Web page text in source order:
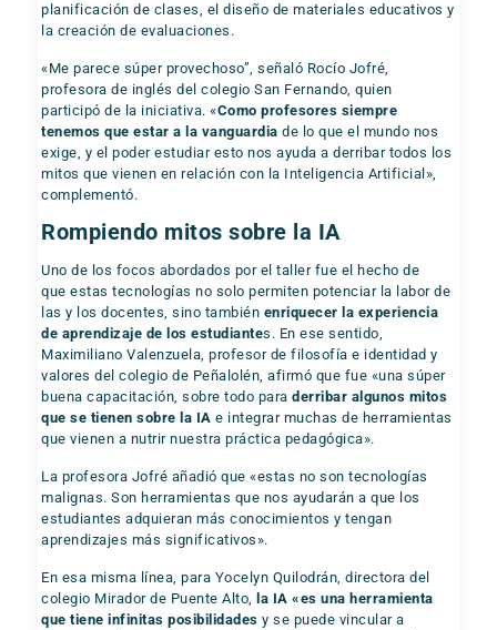
planificación de clases, el diseño de materiales educativos y
la creación de evaluaciones.
«Me parece súper provechoso”, señaló Rocío Jofré,
profesora de inglés del colegio San Fernando, quien
participó de la iniciativa. «Como profesores siempre
tenemos que estar a la vanguardia de lo que el mundo nos
exige, y el poder estudiar esto nos ayuda a derribar todos los
mitos que vienen en relación con la Inteligencia Artificial»,
complementó.
Rompiendo mitos sobre la IA
Uno de los focos abordados por el taller fue el hecho de
que estas tecnologías no solo permiten potenciar la labor de
las y los docentes, sino también enriquecer la experiencia
de aprendizaje de los estudiantes. En ese sentido,
Maximiliano Valenzuela, profesor de filosofía e identidad y
valores del colegio de Peñalolén, afirmó que fue «una súper
buena capacitación, sobre todo paraderribar algunos mitos
que se tienen sobre la IAe integrar muchas de herramientas
que vienen a nutrir nuestra práctica pedagógica».
La profesora Jofré añadió que «estas no son tecnologías
malignas. Son herramientas que nos ayudarán a que los
estudiantes adquieran más conocimientos y tengan
aprendizajes más significativos».
En esa misma línea, para Yocelyn Quilodrán, directora del
colegio Mirador de Puente Alto, la IA «es una herramienta
que tiene infinitas posibilidades y se puede vincular a